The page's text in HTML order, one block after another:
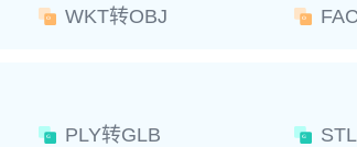
WKT转OBJ
PLY转GLB